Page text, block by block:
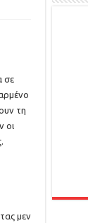
σε
τη
οι
μεν